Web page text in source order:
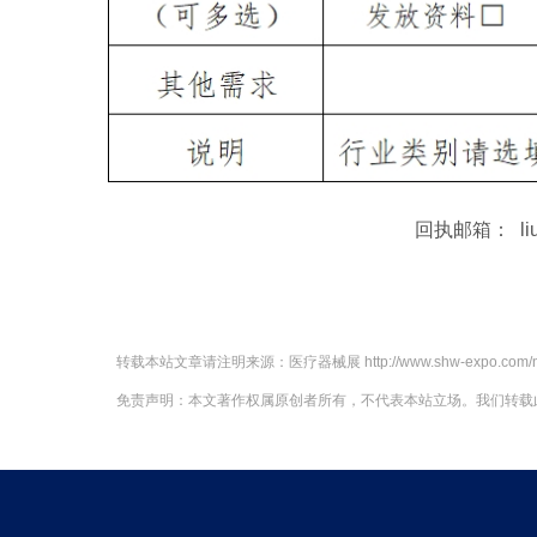
回执邮箱：
转载本站文章请注明来源： 医疗器械展 http://www.shw-
免责声明：本文著作权属原创者所有，不代表本站立场。我们转